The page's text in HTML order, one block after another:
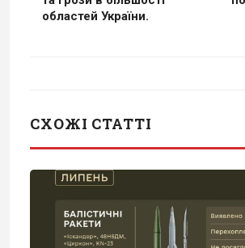
областей України.
СХОЖІ СТАТТІ